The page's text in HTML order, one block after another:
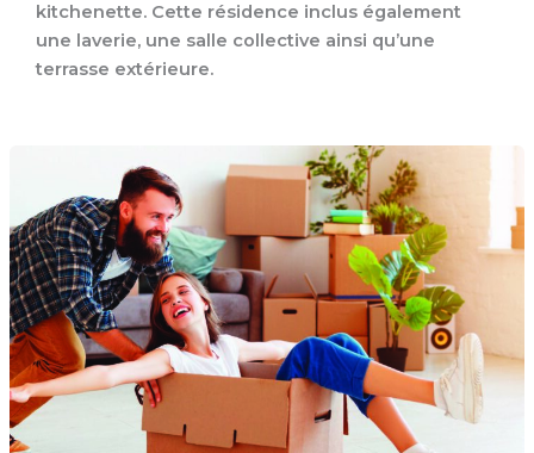
kitchenette. Cette résidence inclus également
une laverie, une salle collective ainsi qu’une
terrasse extérieure.